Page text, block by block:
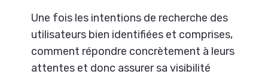
Une fois les intentions de recherche des
utilisateurs bien identifiées et comprises,
comment répondre concrètement à leurs
attentes et donc assurer sa visibilité